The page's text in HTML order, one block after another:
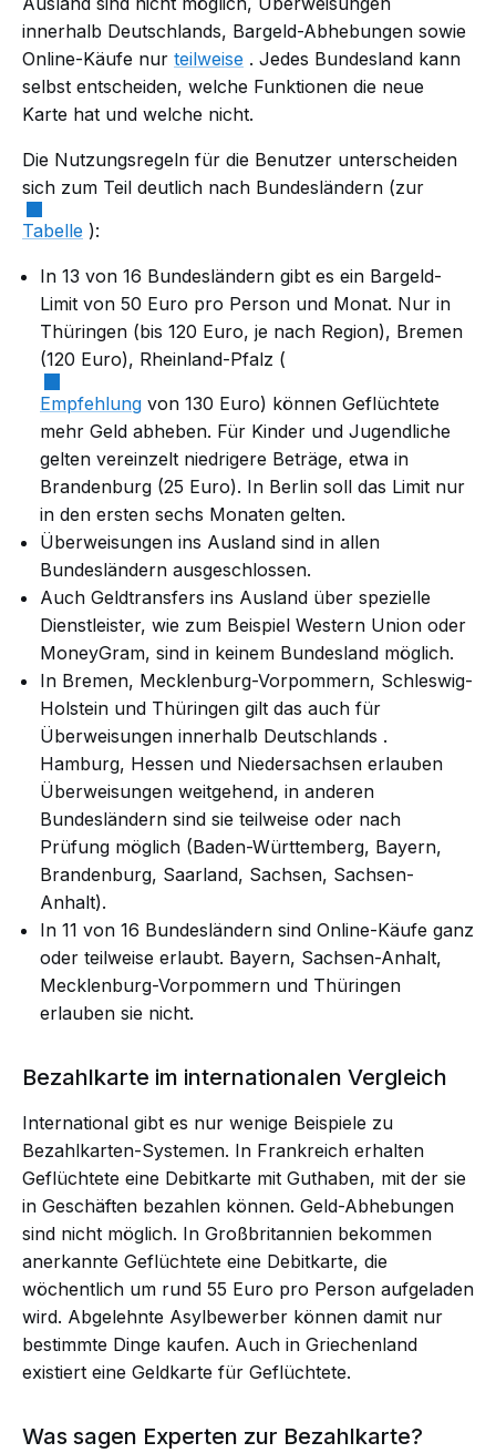
innerhalb Deutschlands, Bargeld-Abhebungen sowie
Online-Käufe nur teilweise . Jedes Bundesland kann
selbst entscheiden, welche Funktionen die neue
Karte hat und welche nicht.
Die Nutzungsregeln für die Benutzer unterscheiden
sich zum Teil deutlich nach Bundesländern (zur
Tabelle ):
In 13 von 16 Bundesländern gibt es ein Bargeld-
Limit von 50 Euro pro Person und Monat. Nur in
Thüringen (bis 120 Euro, je nach Region), Bremen
(120 Euro), Rheinland-Pfalz (
Empfehlung von 130 Euro) können Geflüchtete
mehr Geld abheben. Für Kinder und Jugendliche
gelten vereinzelt niedrigere Beträge, etwa in
Brandenburg (25 Euro). In Berlin soll das Limit nur
in den ersten sechs Monaten gelten.
Überweisungen ins Ausland sind in allen
Bundesländern ausgeschlossen.
Auch Geldtransfers ins Ausland über spezielle
Dienstleister, wie zum Beispiel Western Union oder
MoneyGram, sind in keinem Bundesland möglich.
In Bremen, Mecklenburg-Vorpommern, Schleswig-
Holstein und Thüringen gilt das auch für
Überweisungen innerhalb Deutschlands .
Hamburg, Hessen und Niedersachsen erlauben
Überweisungen weitgehend, in anderen
Bundesländern sind sie teilweise oder nach
Prüfung möglich (Baden-Württemberg, Bayern,
Brandenburg, Saarland, Sachsen, Sachsen-
Anhalt).
In 11 von 16 Bundesländern sind Online-Käufe ganz
oder teilweise erlaubt. Bayern, Sachsen-Anhalt,
Mecklenburg-Vorpommern und Thüringen
erlauben sie nicht.
Bezahlkarte im internationalen Vergleich
International gibt es nur wenige Beispiele zu
Bezahlkarten-Systemen. In Frankreich erhalten
Geflüchtete eine Debitkarte mit Guthaben, mit der sie
in Geschäften bezahlen können. Geld-Abhebungen
sind nicht möglich. In Großbritannien bekommen
anerkannte Geflüchtete eine Debitkarte, die
wöchentlich um rund 55 Euro pro Person aufgeladen
wird. Abgelehnte Asylbewerber können damit nur
bestimmte Dinge kaufen. Auch in Griechenland
existiert eine Geldkarte für Geflüchtete.
Was sagen Experten zur Bezahlkarte?